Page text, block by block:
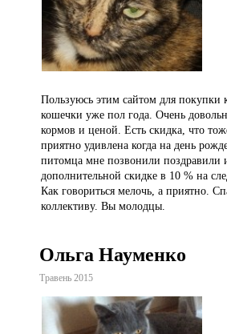
Пользуюсь этим сайтом для покупки
кошечки уже пол года. Очень
кормов и ценой. Есть скидка, что
приятно удивлена когда на день
питомца мне позвонили поздравили
дополнительной скидке в 10 % на
Как говориться мелочь, а приятно.
коллективу. Вы молодцы.
Ольга Науменко
Травень 2015